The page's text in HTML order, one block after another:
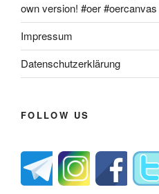
own version! #oer #oercanvas
Impressum
Datenschutzerklärung
FOLLOW US